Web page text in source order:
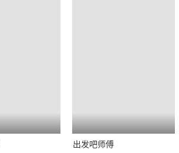
出发吧师傅